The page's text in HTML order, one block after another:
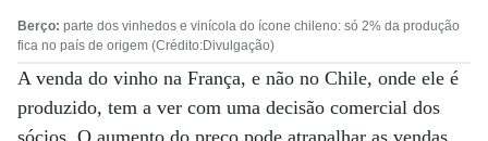
Berço: parte dos vinhedos e vinícola do ícone chileno: só 2% da produção
fica no país de origem (Crédito:Divulgação)
A venda do vinho na França, e não no Chile, onde ele é
produzido, tem a ver com uma decisão comercial dos
sócios. O aumento do preço pode atrapalhar as vendas